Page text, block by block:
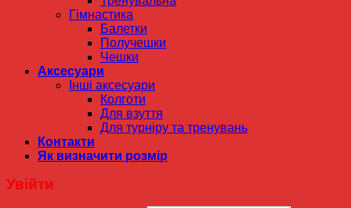
Гімнастика
Балетки
Получешки
Чешки
Аксесуари
Інші аксесуари
Колготи
Для взуття
Для турніру та тренувань
Контакти
Як визначити розмір
Увійти